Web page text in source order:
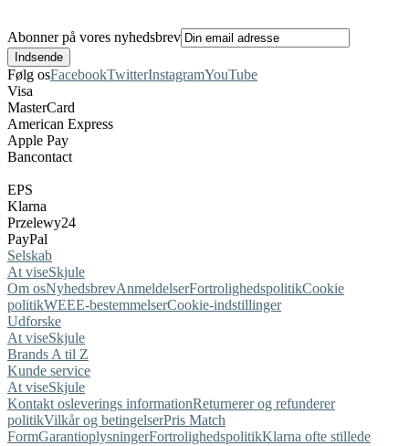
Abonner på vores nyhedsbrev
Følg osFacebookTwitterInstagramYouTube
Visa
MasterCard
American Express
Apple Pay
Bancontact
EPS
Klarna
Przelewy24
PayPal
Selskab
At viseSkjule
Om osNyhedsbrevAnmeldelserFortrolighedspolitikCookie
politikWEEE-bestemmelserCookie-indstillinger
Udforske
At viseSkjule
Brands A til Z
Kunde service
At viseSkjule
Kontakt osleverings informationReturnerer og refunderer
politikVilkår og betingelserPris Match
FormGarantioplysningerFortrolighedspolitikKlarna ofte stillede